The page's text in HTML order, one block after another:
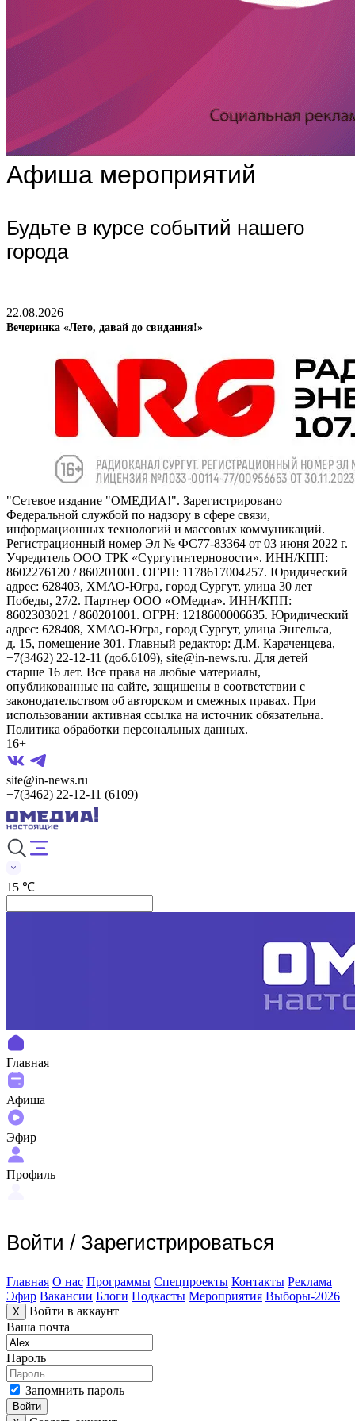
Афиша мероприятий
Будьте в курсе событий нашего
города
22.08.2026
Вечеринка «Лето, давай до свидания!»
"Сетевое издание "ОМЕДИА!". Зарегистрировано
Федеральной службой по надзору в сфере связи,
информационных технологий и массовых коммуникаций.
Регистрационный номер Эл № ФС77-83364 от 03 июня 2022 г.
Учредитель ООО ТРК «Сургутинтерновости». ИНН/КПП:
8602276120 / 860201001. ОГРН: 1178617004257. Юридический
адрес: 628403, ХМАО-Югра, город Сургут, улица 30 лет
Победы, 27/2. Партнер ООО «ОМедиа». ИНН/КПП:
8602303021 / 860201001. ОГРН: 1218600006635. Юридический
адрес: 628408, ХМАО-Югра, город Сургут, улица Энгельса,
д. 15, помещение 301. Главный редактор: Д.М. Караченцева,
+7(3462) 22-12-11 (доб.6109), site@in-news.ru. Для детей
старше 16 лет. Все права на любые материалы,
опубликованные на сайте, защищены в соответствии с
законодательством об авторском и смежных правах. При
использовании активная ссылка на источник обязательна.
Политика обработки персональных данных.
16+
site@in-news.ru
+7(3462) 22-12-11 (6109)
15 ℃
Главная
Афиша
Эфир
Профиль
Войти / Зарегистрироваться
Главная О нас Программы Спецпроекты Контакты Реклама
Эфир Вакансии Блоги Подкасты Мероприятия Выборы-2026
X
Войти в аккаунт
Ваша почта
Пароль
Запомнить пароль
Войти